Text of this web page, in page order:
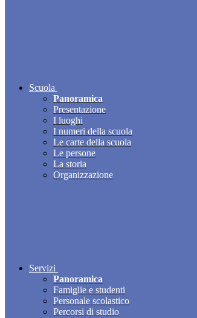
Scuola
Panoramica
Presentazione
I luoghi
I numeri della scuola
Le carte della scuola
Le persone
La storia
Organizzazione
Servizi
Panoramica
Famiglie e studenti
Personale scolastico
Percorsi di studio